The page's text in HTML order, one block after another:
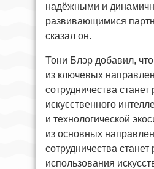
надёжными и
развивающимися
сказал он.
Тони Блэр добавил,
из ключевых
сотрудничества станет
искусственного
и технологической
из основных
сотрудничества
использования